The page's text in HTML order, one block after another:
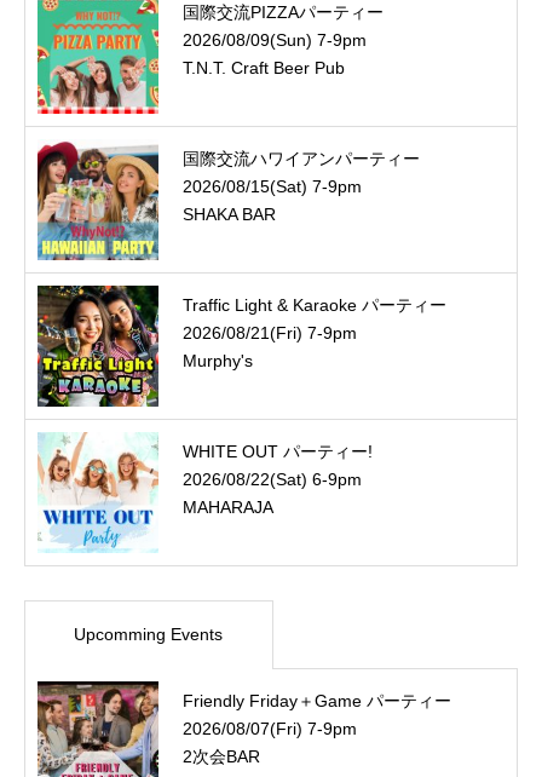
国際交流PIZZAパーティー
2026/08/09(Sun) 7-9pm
T.N.T. Craft Beer Pub
国際交流ハワイアンパーティー
2026/08/15(Sat) 7-9pm
SHAKA BAR
Traffic Light & Karaoke パーティー
2026/08/21(Fri) 7-9pm
Murphy's
WHITE OUT パーティー!
2026/08/22(Sat) 6-9pm
MAHARAJA
Upcomming Events
Friendly Friday＋Game パーティー
2026/08/07(Fri) 7-9pm
2次会BAR